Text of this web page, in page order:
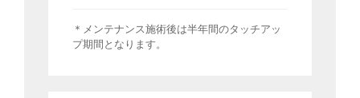
＊メンテナンス施術後は半年間のタッチアッ
プ期間となります。